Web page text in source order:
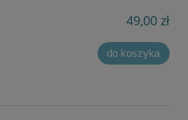
49,00 zł
do koszyka